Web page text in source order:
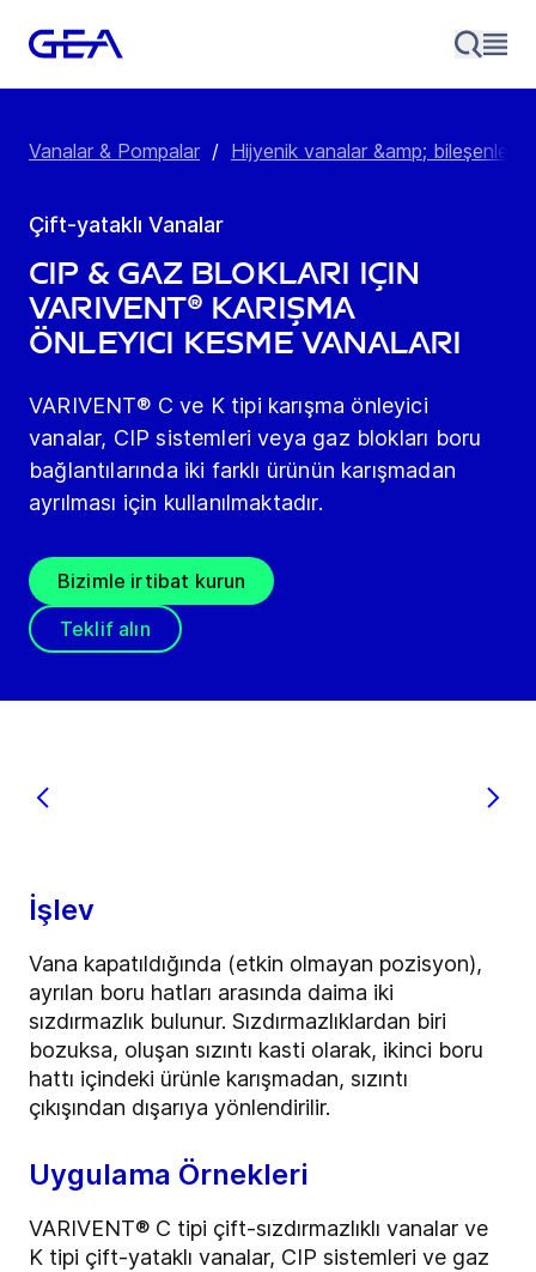
Vanalar & Pompalar / Hijyenik vanalar &amp; bileşenler
Çift-yataklı Vanalar
CIP & gaz blokları için
VARIVENT® karışma
önleyici kesme vanaları
VARIVENT® C ve K tipi karışma önleyici
vanalar, CIP sistemleri veya gaz blokları boru
bağlantılarında iki farklı ürünün karışmadan
ayrılması için kullanılmaktadır.
Bizimle irtibat kurun
Teklif alın
İşlev
Vana kapatıldığında (etkin olmayan pozisyon),
ayrılan boru hatları arasında daima iki
sızdırmazlık bulunur. Sızdırmazlıklardan biri
bozuksa, oluşan sızıntı kasti olarak, ikinci boru
hattı içindeki ürünle karışmadan, sızıntı
çıkışından dışarıya yönlendirilir.
Uygulama Örnekleri
VARIVENT® C tipi çift-sızdırmazlıklı vanalar ve
K tipi çift-yataklı vanalar, CIP sistemleri ve gaz